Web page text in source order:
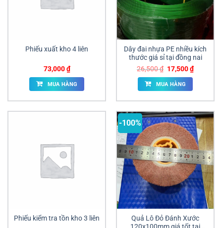
Phiếu xuất kho 4 liên
73,000₫
MUA HÀNG
Dây đai nhựa PE nhiều kích
thước giá sỉ tại đồng nai
26,500₫ Giá
gốc
là:
26,500 ₫.
17,500₫Giá
hiện
MUA HÀNG
Phiếu kiểm tra tồn kho 3 liên
-100%
Quả Lô Đỏ Đánh Xước
120x100mm giá tốt tại